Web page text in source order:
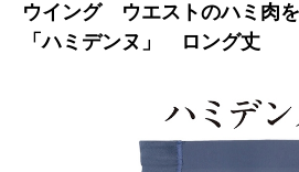
ウイング ウエストのハミ肉
「ハミデンヌ」 ロング丈